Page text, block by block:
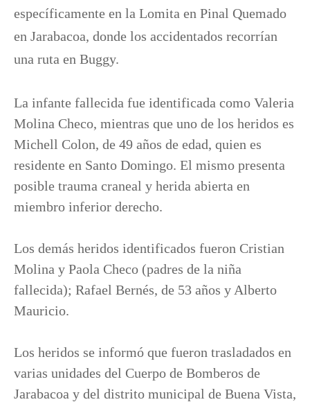
específicamente en la Lomita en Pinal Quemado
en Jarabacoa, donde los accidentados recorrían
una ruta en Buggy.
La infante fallecida fue identificada como Valeria
Molina Checo, mientras que uno de los heridos es
Michell Colon, de 49 años de edad, quien es
residente en Santo Domingo. El mismo presenta
posible trauma craneal y herida abierta en
miembro inferior derecho.
Los demás heridos identificados fueron Cristian
Molina y Paola Checo (padres de la niña
fallecida); Rafael Bernés, de 53 años y Alberto
Mauricio.
Los heridos se informó que fueron trasladados en
varias unidades del Cuerpo de Bomberos de
Jarabacoa y del distrito municipal de Buena Vista,